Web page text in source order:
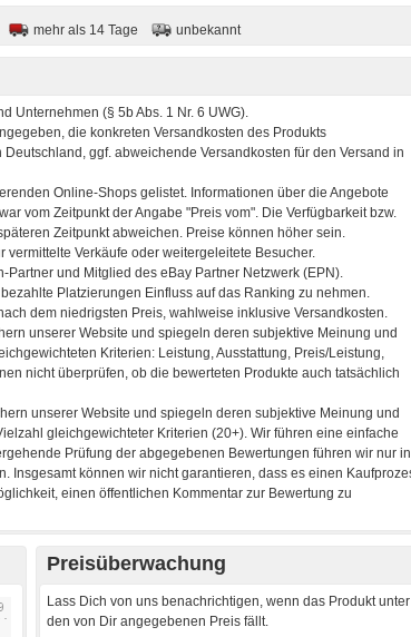
mehr als 14 Tage unbekannt
Preisüberwachung
Lass Dich von uns benachrichtigen, wenn das Produkt unter
den von Dir angegebenen Preis fällt.